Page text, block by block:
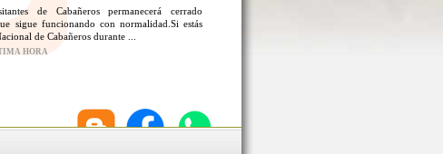
de Cabañeros permanecerá cerrado
sigue funcionando con normalidad.Si estás
de Cabañeros durante ...
HORA